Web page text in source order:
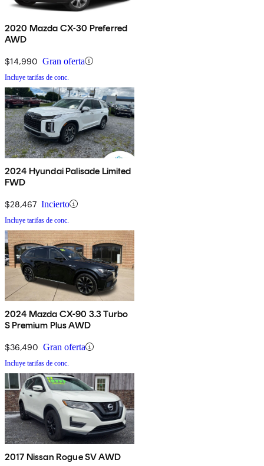
2020 Mazda CX-30 Preferred
AWD
$14,990 Gran oferta
Incluye tarifas de conc.
2024 Hyundai Palisade Limited
FWD
$28,467 Incierto
Incluye tarifas de conc.
2024 Mazda CX-90 3.3 Turbo
S Premium Plus AWD
$36,490 Gran oferta
Incluye tarifas de conc.
2017 Nissan Rogue SV AWD